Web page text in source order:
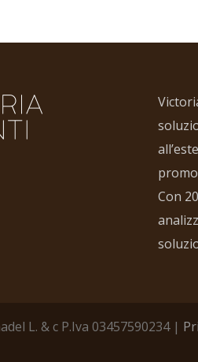
Con
L. & c P.Iva 03457590234 |